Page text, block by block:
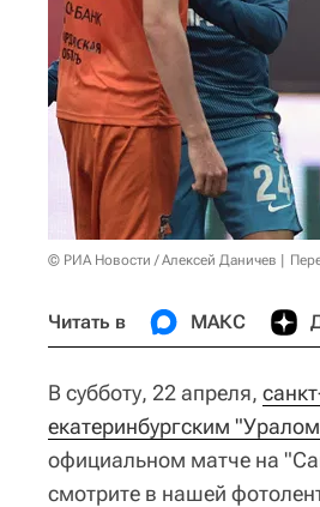
© РИА Новости / Алексей Даничев
Читать в МАКС
В субботу, 22 апреля,
екатеринбургским
официальном матче на
смотрите в нашей